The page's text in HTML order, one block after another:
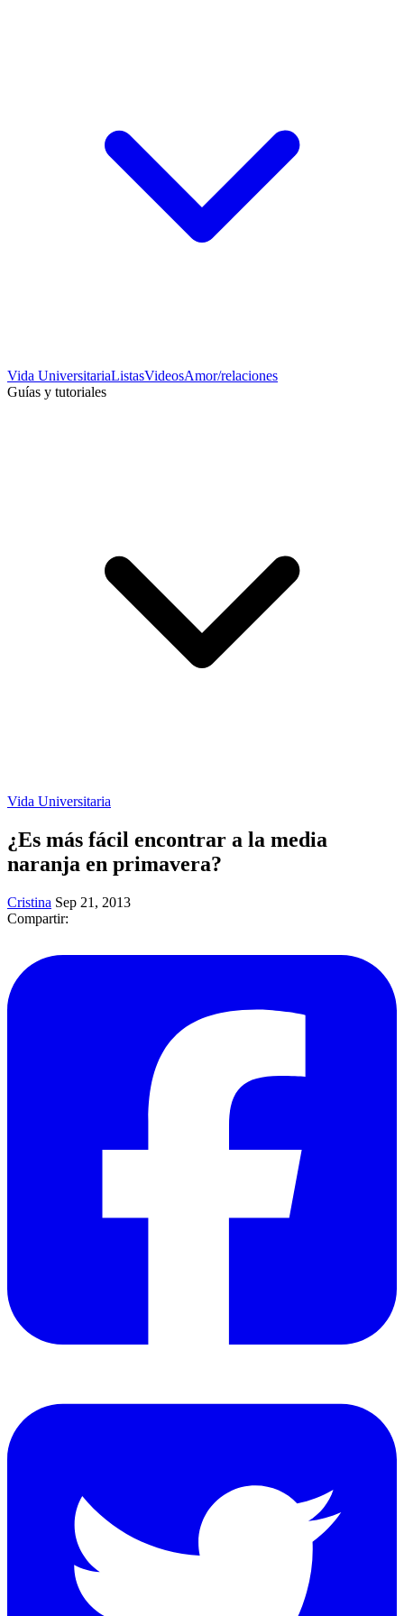
Vida UniversitariaListasVideosAmor/relaciones
Guías y tutoriales
Vida Universitaria
¿Es más fácil encontrar a la media
naranja en primavera?
Cristina Sep 21, 2013
Compartir: